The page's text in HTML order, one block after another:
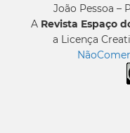
João Pessoa –
A Revista Espaço
a Licença